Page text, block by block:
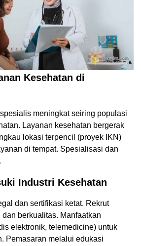
Kesehatan di
meningkat seiring populasi
Layanan kesehatan bergerak
lokasi terpencil (proyek IKN)
di tempat. Spesialisasi dan
Industri Kesehatan
dan sertifikasi ketat. Rekrut
berkualitas. Manfaatkan
elektronik, telemedicine) untuk
Pemasaran melalui edukasi